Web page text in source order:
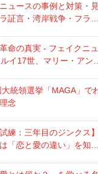
ュースの事例と対策・
証言・湾岸戦争・フラ…
命の真実 - フェイクニ
イ17世、マリー・アン
統領選挙「MAGA」で
念
試練：三年目のジンクス
「恋と愛の違い」を知…